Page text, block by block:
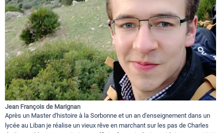
Jean François de Marignan
Après un Master d'histoire à la Sorbonne et un an d'enseignement dans un
lycée au Liban je réalise un vieux rêve en marchant sur les pas de Charles